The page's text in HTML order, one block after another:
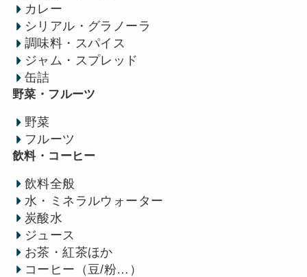
カレー
シリアル・グラノーラ
調味料・スパイス
ジャム・スプレッド
缶詰
野菜・フルーツ
野菜
フルーツ
飲料・コーヒー
飲料全般
水・ミネラルウォーター
炭酸水
ジュース
お茶・紅茶ほか
コーヒー（豆/粉…）